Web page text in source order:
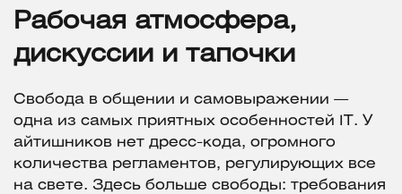
Рабочая атмосфера,
дискуссии и тапочки
Свобода в общении и самовыражении —
одна из самых приятных особенностей IT. У
айтишников нет дресс-кода, огромного
количества регламентов, регулирующих все
на свете. Здесь больше свободы: требования